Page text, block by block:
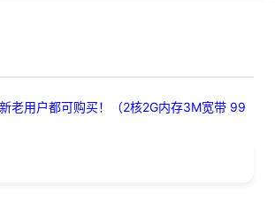
老用户都可购买！（2核2G内存3M宽带 99